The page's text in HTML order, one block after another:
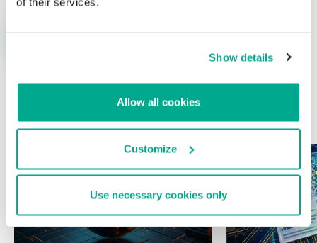
Show details
Allow all cookies
Customize
Use necessary cookies only
ÚLTIMAS PUBLICACIONES